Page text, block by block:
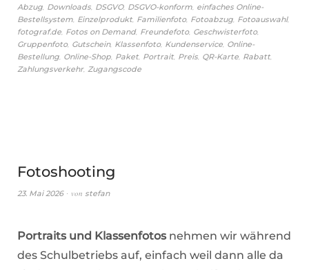
Abzug, Downloads, DSGVO, DSGVO-konform, einfaches Online-
Bestellsystem, Einzelprodukt, Familienfoto, Fotoabzug, Fotoauswahl,
fotograf.de, Fotos on Demand, Freundefoto, Geschwisterfoto,
Gruppenfoto, Gutschein, Klassenfoto, Kundenservice, Online-
Bestellung, Online-Shop, Paket, Portrait, Preis, QR-Karte, Rabatt,
Zahlungsverkehr, Zugangscode
Fotoshooting
23. Mai 2026 von stefan
Portraits und Klassenfotosnehmen wir während
des Schulbetriebs auf, einfach weil dann alle da